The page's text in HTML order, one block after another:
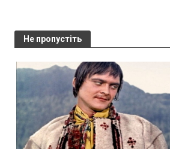
Не пропустіть